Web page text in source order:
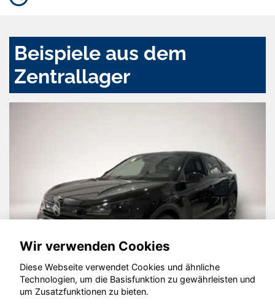
Beispiele aus dem
Zentrallager
Wir verwenden Cookies
Diese Webseite verwendet Cookies und ähnliche
Technologien, um die Basisfunktion zu gewährleisten und
um Zusatzfunktionen zu bieten.